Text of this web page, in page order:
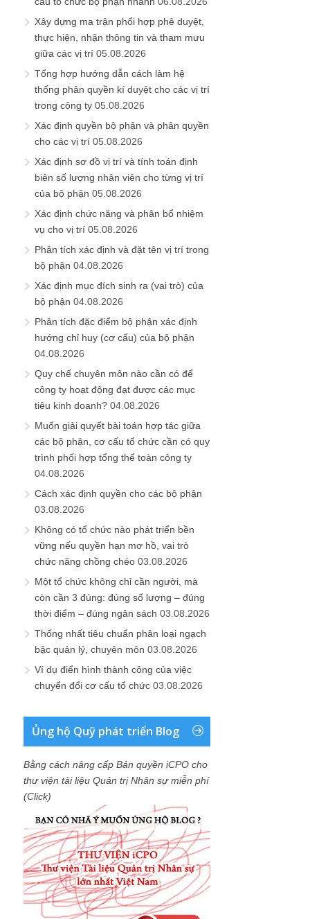
Xây dựng ma trận phối hợp phê duyệt,
thực hiện, nhận thông tin và tham mưu
giữa các vị trí 05.08.2026
Tổng hợp hướng dẫn cách làm hệ
thống phân quyền kí duyệt cho các vị trí
trong công ty 05.08.2026
Xác định quyền bộ phận và phân quyền
cho các vị trí 05.08.2026
Xác định sơ đồ vị trí và tính toán định
biên số lượng nhân viên cho từng vị trí
của bộ phận 05.08.2026
Xác định chức năng và phân bổ nhiệm
vụ cho vị trí 05.08.2026
Phân tích xác định và đặt tên vị trí trong
bộ phận 04.08.2026
Xác định mục đích sinh ra (vai trò) của
bộ phận 04.08.2026
Phân tích đặc điểm bộ phận xác định
hướng chỉ huy (cơ cấu) của bộ phận
04.08.2026
Quy chế chuyên môn nào cần có để
công ty hoạt động đạt được các mục
tiêu kinh doanh? 04.08.2026
Muốn giải quyết bài toán hợp tác giữa
các bộ phận, cơ cấu tổ chức cần có quy
trình phối hợp tổng thể toàn công ty
04.08.2026
Cách xác định quyền cho các bộ phận
03.08.2026
Không có tổ chức nào phát triển bền
vững nếu quyền hạn mơ hồ, vai trò
chức năng chồng chéo 03.08.2026
Một tổ chức không chỉ cần người, mà
còn cần 3 đúng: đúng số lượng – đúng
thời điểm – đúng ngân sách 03.08.2026
Thống nhất tiêu chuẩn phân loại ngạch
bậc quản lý, chuyên môn 03.08.2026
Ví dụ điển hình thành công của việc
chuyển đổi cơ cấu tổ chức 03.08.2026
Ủng hộ Quỹ phát triển Blog
Bằng cách nâng cấp Bản quyền iCPO cho
thư viện tài liệu Quản trị Nhân sự miễn phí
(Click)